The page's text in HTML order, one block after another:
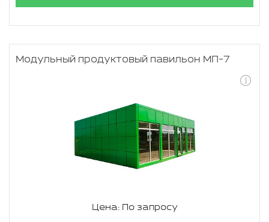
Модульный продуктовый павильон МП-7
Цена: По запросу